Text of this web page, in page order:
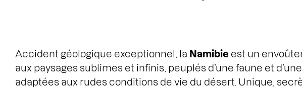
Accident géologique exceptionnel, la Namibie est un
aux paysages sublimes et infinis, peuplés d’une faune et
adaptées aux rudes conditions de vie du désert. Unique,